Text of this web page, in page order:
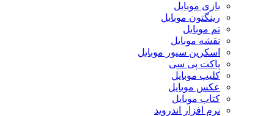
بازی موبایل
رینگتون موبایل
تم موبایل
نقشه موبایل
اسکرین سیور موبایل
پاکت پی سی
کلیپ موبایل
عکس موبایل
کتاب موبایل
نرم افزار اندروید